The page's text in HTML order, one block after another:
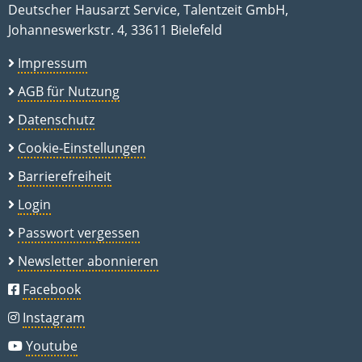
Deutscher Hausarzt Service, Talentzeit GmbH,
Johanneswerkstr. 4, 33611 Bielefeld
Impressum
AGB für Nutzung
Datenschutz
Cookie-Einstellungen
Barrierefreiheit
Login
Passwort vergessen
Newsletter abonnieren
Facebook
Instagram
Youtube